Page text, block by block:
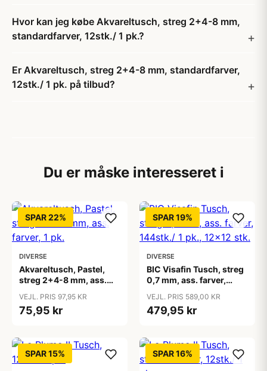
Hvor kan jeg købe Akvareltusch, streg 2+4-8 mm,
standardfarver, 12stk./ 1 pk.?
Er Akvareltusch, streg 2+4-8 mm, standardfarver,
12stk./ 1 pk. på tilbud?
Du er måske interesseret i
SPAR 22%
DIVERSE
Akvareltusch, Pastel,
streg 2+4-8 mm, ass.
VEJL. PRIS 97,95 KR
75,95 kr
SPAR 19%
DIVERSE
BIC Visafin Tusch, streg
0,7 mm, ass. farver,
VEJL. PRIS 589,00 KR
479,95 kr
SPAR 15% SPAR 16%